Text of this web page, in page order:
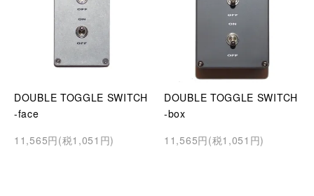
DOUBLE TOGGLE SWITCH
-face
11,565円(税1,051円)
DOUBLE TOGGLE SWITCH
-box
11,565円(税1,051円)